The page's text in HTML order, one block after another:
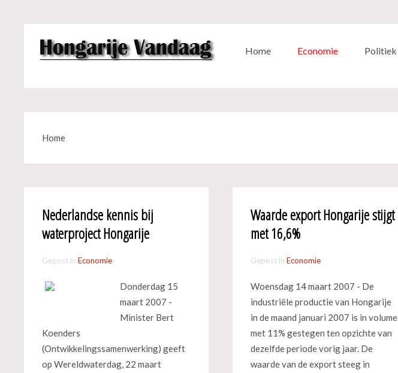
Home Economie Politiek
Home
Nederlandse kennis bij
waterproject Hongarije
Gepost in Economie
Donderdag 15
maart 2007 -
Minister Bert
Koenders
(Ontwikkelingssamenwerking) geeft
op Wereldwaterdag, 22 maart
Waarde export Hongarije stijgt
met 16,6%
Gepost in Economie
Woensdag 14 maart 2007 - De
industriële productie van Hongarije
in de maand januari 2007 is in volume
met 11% gestegen ten opzichte van
dezelfde periode vorig jaar. De
waarde van de export steeg in